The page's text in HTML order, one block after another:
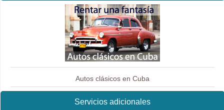
Autos clásicos en Cuba
Servicios adicionales